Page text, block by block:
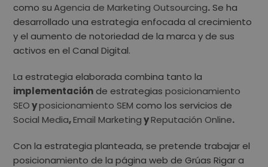
como su Agencia de Marketing Outsourcing.Se ha
desarrollado una estrategia enfocada al crecimiento
y el aumento de notoriedad de la marca y de sus
activos en el Canal Digital.
La estrategia elaborada combina tanto la
implementaciónde estrategiasposicionamiento
SEOyposicionamiento SEM como los servicios de
Social Media,Email MarketingyReputación Online.
Con la estrategia planteada, se pretende trabajar el
posicionamiento de la página web de Grúas Rigar a